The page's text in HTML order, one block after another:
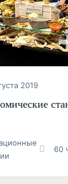
2019
60